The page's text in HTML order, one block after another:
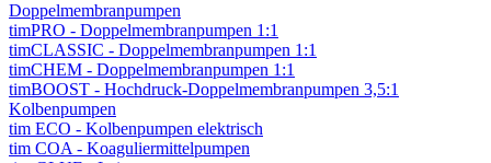
Doppelmembranpumpen
timPRO - Doppelmembranpumpen 1:1
timCLASSIC - Doppelmembranpumpen 1:1
timCHEM - Doppelmembranpumpen 1:1
timBOOST - Hochdruck-Doppelmembranpumpen 3,5:1
Kolbenpumpen
tim ECO - Kolbenpumpen elektrisch
tim COA - Koaguliermittelpumpen